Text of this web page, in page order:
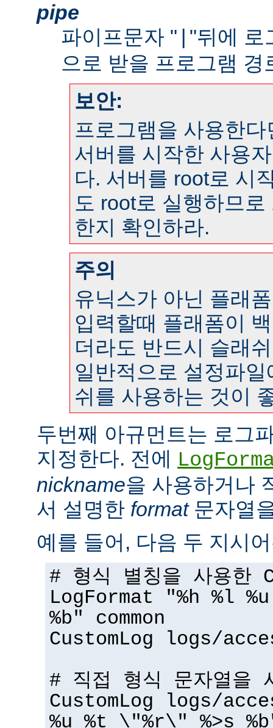
pipe
파이프문자 " "뒤에 로
으로 받을 프로그램 경
보안:
프로그램을 사용한
서버를 시작한 사용
다. 서버를 root로 시
도 root로 실행하므
한지 확인하라.
주의
유닉스가 아닌 플래
입력할때 플래폼이
더라도 반드시 슬래
일반적으로 설정파
쉬를 사용하는 것이
두번째 아규먼트는 로그
지정한다. 전에
nickname을 사용하거나
서 설명한 format문자열
예를 들어, 다음 두 지시
# 형식 별칭을 사용한
LogFormat "%h %l
%b" common
CustomLog logs/
# 직접 형식 문자열을
CustomLog logs/
%u %t \"%r\" %>s